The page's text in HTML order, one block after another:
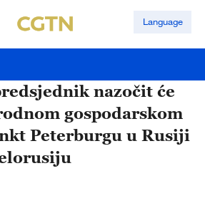
Language
nazočit će
gospodarskom
Peterburgu u Rusiji